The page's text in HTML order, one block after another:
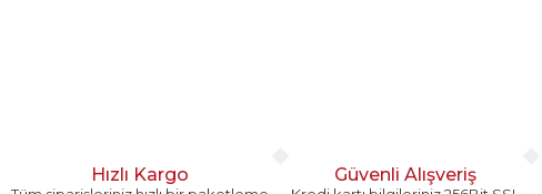
Hızlı Kargo Güvenli Alışveriş